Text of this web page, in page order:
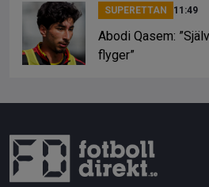
SUPERETTAN 11:49
Abodi Qasem:
flyger”